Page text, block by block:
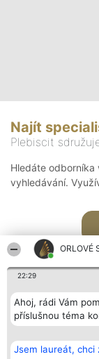
ORLOVÉ
22:29
Ahoj, rádi Vám
příslušnou téma
Jsem laureát, chci
Najít
Plebiscit
Hledáte odborníka
vyhledávání.
Bright Side Solutions sp. z
o. sp. k.